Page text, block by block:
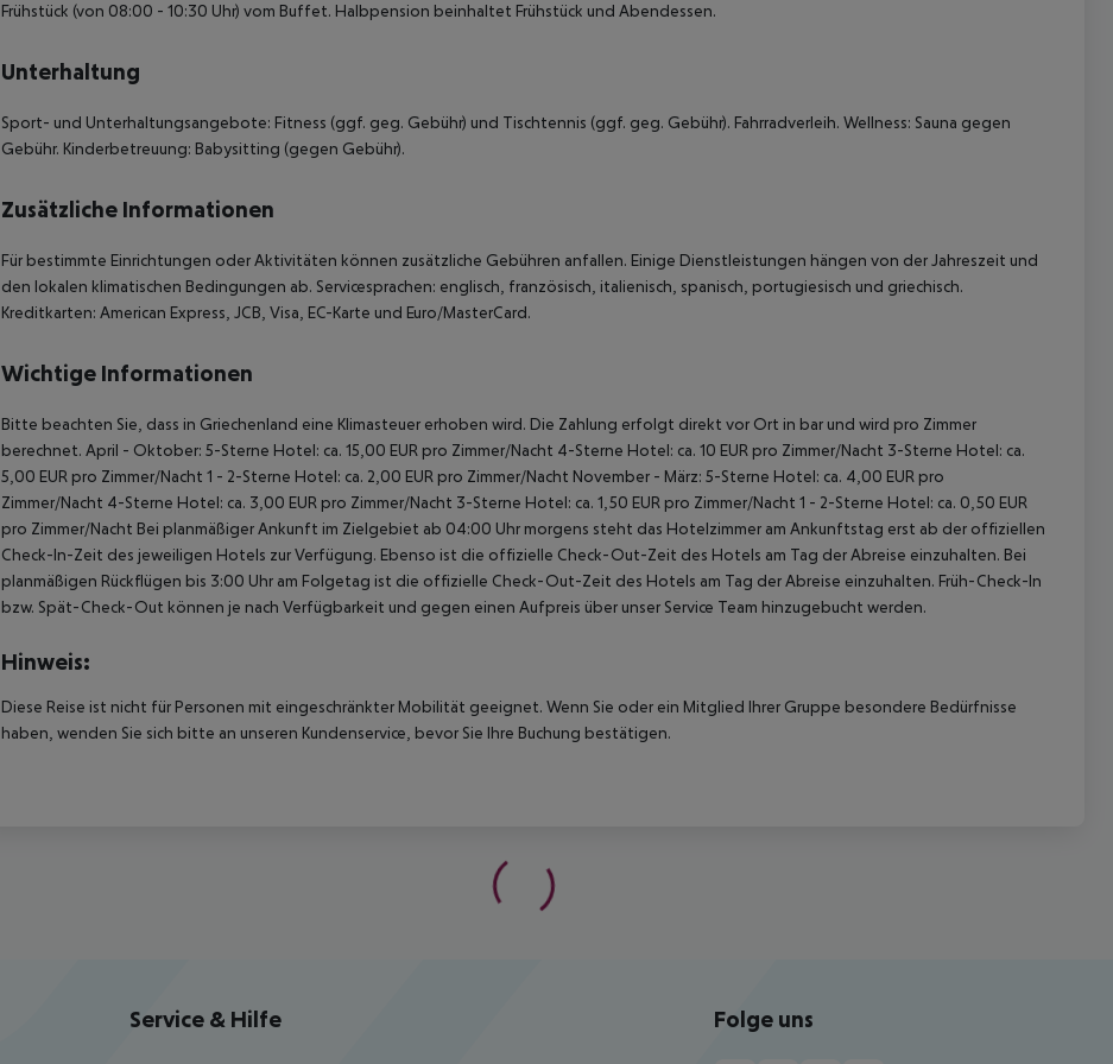
Frühstück (von 08:00 - 10:30 Uhr) vom Buffet. Halbpension beinhaltet Frühstück und Abendessen.
Unterhaltung
Sport- und Unterhaltungsangebote: Fitness (ggf. geg. Gebühr) und Tischtennis (ggf. geg. Gebühr). Fahrradverleih. Wellness: Sauna gegen
Gebühr. Kinderbetreuung: Babysitting (gegen Gebühr).
Zusätzliche Informationen
Für bestimmte Einrichtungen oder Aktivitäten können zusätzliche Gebühren anfallen. Einige Dienstleistungen hängen von der Jahreszeit und
den lokalen klimatischen Bedingungen ab. Servicesprachen: englisch, französisch, italienisch, spanisch, portugiesisch und griechisch.
Kreditkarten: American Express, JCB, Visa, EC-Karte und Euro/MasterCard.
Wichtige Informationen
Bitte beachten Sie, dass in Griechenland eine Klimasteuer erhoben wird. Die Zahlung erfolgt direkt vor Ort in bar und wird pro Zimmer
berechnet. April - Oktober: 5-Sterne Hotel: ca. 15,00 EUR pro Zimmer/Nacht 4-Sterne Hotel: ca. 10 EUR pro Zimmer/Nacht 3-Sterne Hotel: ca.
5,00 EUR pro Zimmer/Nacht 1 - 2-Sterne Hotel: ca. 2,00 EUR pro Zimmer/Nacht November - März: 5-Sterne Hotel: ca. 4,00 EUR pro
Zimmer/Nacht 4-Sterne Hotel: ca. 3,00 EUR pro Zimmer/Nacht 3-Sterne Hotel: ca. 1,50 EUR pro Zimmer/Nacht 1 - 2-Sterne Hotel: ca. 0,50 EUR
pro Zimmer/Nacht Bei planmäßiger Ankunft im Zielgebiet ab 04:00 Uhr morgens steht das Hotelzimmer am Ankunftstag erst ab der offiziellen
Check-In-Zeit des jeweiligen Hotels zur Verfügung. Ebenso ist die offizielle Check-Out-Zeit des Hotels am Tag der Abreise einzuhalten. Bei
planmäßigen Rückflügen bis 3:00 Uhr am Folgetag ist die offizielle Check-Out-Zeit des Hotels am Tag der Abreise einzuhalten. Früh-Check-In
bzw. Spät-Check-Out können je nach Verfügbarkeit und gegen einen Aufpreis über unser Service Team hinzugebucht werden.
Hinweis:
Diese Reise ist nicht für Personen mit eingeschränkter Mobilität geeignet. Wenn Sie oder ein Mitglied Ihrer Gruppe besondere Bedürfnisse
haben, wenden Sie sich bitte an unseren Kundenservice, bevor Sie Ihre Buchung bestätigen.
Service & Hilfe Folge uns